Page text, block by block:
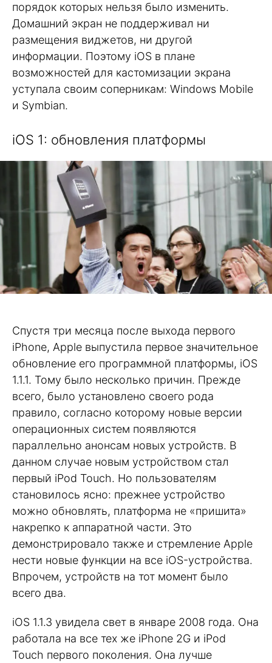
порядок которых нельзя было изменить.
Домашний экран не поддерживал ни
размещения виджетов, ни другой
информации. Поэтому iOS в плане
возможностей для кастомизации экрана
уступала своим соперникам: Windows Mobile
и Symbian.
iOS 1: обновления платформы
Спустя три месяца после выхода первого
iPhone, Apple выпустила первое значительное
обновление его программной платформы, iOS
1.1.1. Тому было несколько причин. Прежде
всего, было установлено своего рода
правило, согласно которому новые версии
операционных систем появляются
параллельно анонсам новых устройств. В
данном случае новым устройством стал
первый iPod Touch. Но пользователям
становилось ясно: прежнее устройство
можно обновлять, платформа не «пришита»
накрепко к аппаратной части. Это
демонстрировало также и стремление Apple
нести новые функции на все iOS-устройства.
Впрочем, устройств на тот момент было
всего два.
iOS 1.1.3 увидела свет в январе 2008 года. Она
работала на все тех же iPhone 2G и iPod
Touch первого поколения. Она лучше